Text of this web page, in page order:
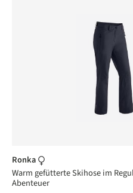
Ronka
Warm gefütterte Skihose im
Abenteuer